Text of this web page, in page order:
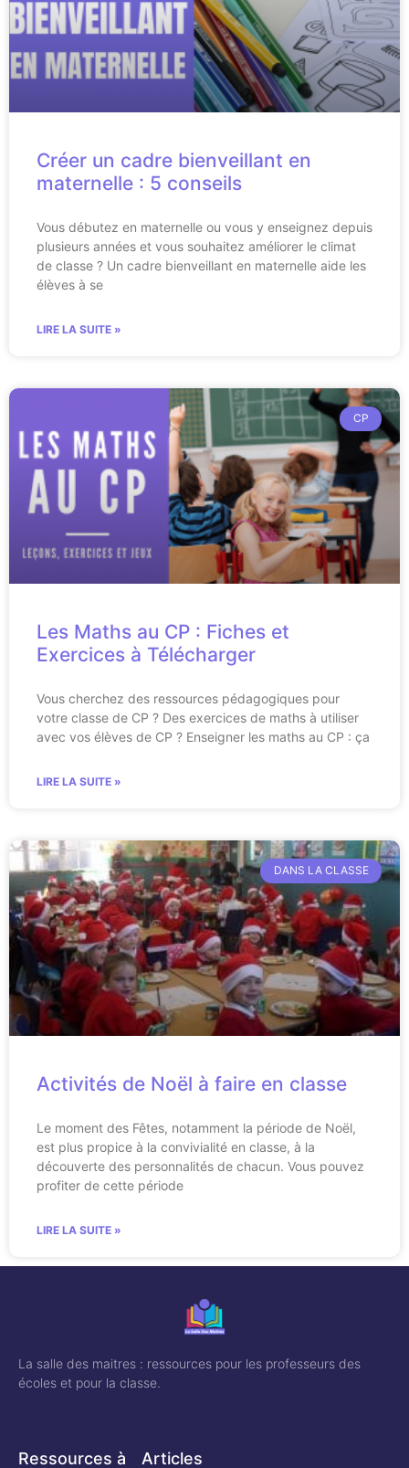
Créer un cadre bienveillant en
maternelle : 5 conseils
Vous débutez en maternelle ou vous y enseignez depuis
plusieurs années et vous souhaitez améliorer le climat
de classe ? Un cadre bienveillant en maternelle aide les
élèves à se
LIRE LA SUITE »
CP
Les Maths au CP : Fiches et
Exercices à Télécharger
Vous cherchez des ressources pédagogiques pour
votre classe de CP ? Des exercices de maths à utiliser
avec vos élèves de CP ? Enseigner les maths au CP : ça
LIRE LA SUITE »
DANS LA CLASSE
Activités de Noël à faire en classe
Le moment des Fêtes, notamment la période de Noël,
est plus propice à la convivialité en classe, à la
découverte des personnalités de chacun. Vous pouvez
profiter de cette période
LIRE LA SUITE »
La salle des maitres : ressources pour les professeurs des
écoles et pour la classe.
Ressources à
Articles